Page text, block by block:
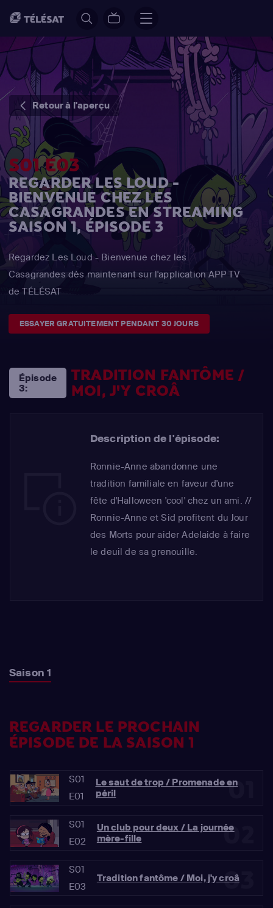
Retour à l'aperçu
S01 E03
REGARDER LES LOUD -
BIENVENUE CHEZ LES
CASAGRANDES EN STREAMING
SAISON 1, ÉPISODE 3
Regardez Les Loud - Bienvenue chez les
Casagrandes dès maintenant sur l'application APP TV
de TÉLÉSAT
ESSAYER GRATUITEMENT PENDANT 30 JOURS
Épisode
3:
TRADITION FANTÔME /
MOI, J'Y CROÂ
Description de l'épisode:
Ronnie-Anne abandonne une
tradition familiale en faveur d'une
fête d'Halloween 'cool' chez un ami. //
Ronnie-Anne et Sid profitent du Jour
des Morts pour aider Adelaide à faire
le deuil de sa grenouille.
Saison 1
REGARDER LE PROCHAIN
ÉPISODE DE LA SAISON 1
01
S01
E01
Le saut de trop / Promenade en
péril
02
S01
E02
Un club pour deux / La journée
mère-fille
03
S01
E03
Tradition fantôme / Moi, j'y croâ